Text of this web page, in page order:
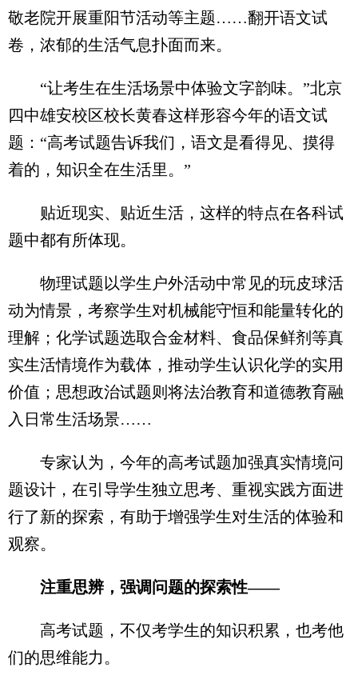
敬老院开展重阳节活动等主题……翻开语文试
卷，浓郁的生活气息扑面而来。
“让考生在生活场景中体验文字韵味。”北京
四中雄安校区校长黄春这样形容今年的语文试
题：“高考试题告诉我们，语文是看得见、摸得
着的，知识全在生活里。”
贴近现实、贴近生活，这样的特点在各科试
题中都有所体现。
物理试题以学生户外活动中常见的玩皮球活
动为情景，考察学生对机械能守恒和能量转化的
理解；化学试题选取合金材料、食品保鲜剂等真
实生活情境作为载体，推动学生认识化学的实用
价值；思想政治试题则将法治教育和道德教育融
入日常生活场景……
专家认为，今年的高考试题加强真实情境问
题设计，在引导学生独立思考、重视实践方面进
行了新的探索，有助于增强学生对生活的体验和
观察。
注重思辨，强调问题的探索性——
高考试题，不仅考学生的知识积累，也考他
们的思维能力。